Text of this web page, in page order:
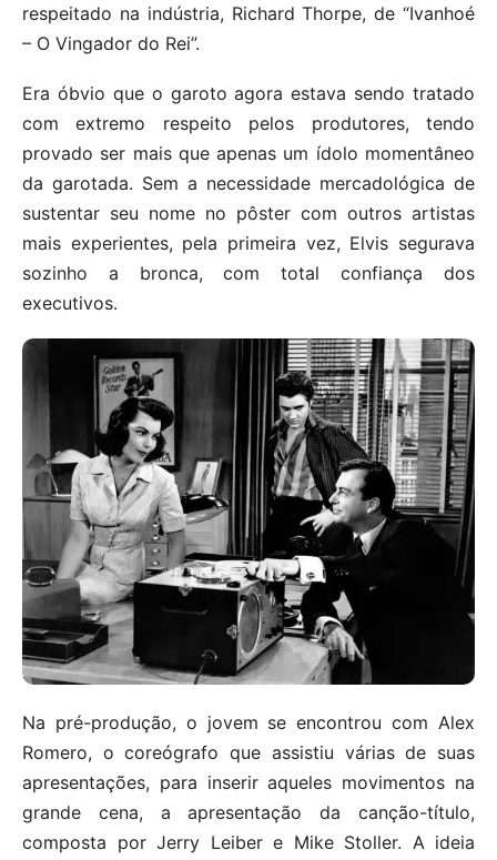
respeitado na indústria, Richard Thorpe, de “Ivanhoé
– O Vingador do Rei”.
Era óbvio que o garoto agora estava sendo tratado
com extremo respeito pelos produtores, tendo
provado ser mais que apenas um ídolo momentâneo
da garotada. Sem a necessidade mercadológica de
sustentar seu nome no pôster com outros artistas
mais experientes, pela primeira vez, Elvis segurava
sozinho a bronca, com total confiança dos
executivos.
Na pré-produção, o jovem se encontrou com Alex
Romero, o coreógrafo que assistiu várias de suas
apresentações, para inserir aqueles movimentos na
grande cena, a apresentação da canção-título,
composta por Jerry Leiber e Mike Stoller. A ideia